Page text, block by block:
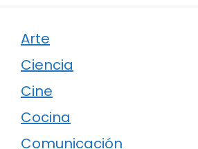
Arte
Ciencia
Cine
Cocina
Comunicación